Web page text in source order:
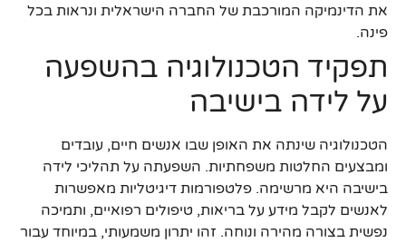
את הדינמיקה המורכבת של החברה הישראלית ונראות בכל
פינה.
תפקיד הטכנולוגיה בהשפעה
על לידה בישיבה
הטכנולוגיה שינתה את האופן שבו אנשים חיים, עובדים
ומבצעים החלטות משפחתיות. השפעתה על תהליכי לידה
בישיבה היא מרשימה. פלטפורמות דיגיטליות מאפשרות
לאנשים לקבל מידע על בריאות, טיפולים רפואיים, ותמיכה
נפשית בצורה מהירה ונוחה. זהו יתרון משמעותי, במיוחד עבור